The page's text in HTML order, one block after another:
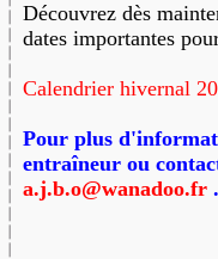
Découvrez dès
dates importantes
Calendrier hivernal
Pour plus
entraîneur ou
a.j.b.o@wanadoo.fr .